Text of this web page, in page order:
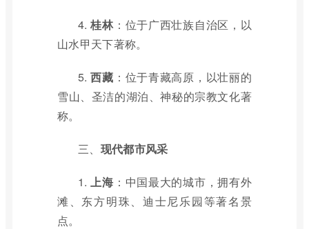
4.桂林：位于广西壮族自治区，以
山水甲天下著称。
5.西藏 ：位于青藏高原，以壮丽的
雪山、圣洁的湖泊、神秘的宗教文化著
称。
三、 现代都市风采
1.上海 ：中国最大的城市，拥有外
滩、东方明珠、迪士尼乐园等著名景
点。